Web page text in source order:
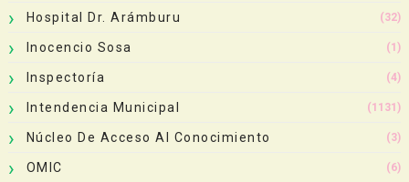
Hospital Dr. Arámburu (32)
Inocencio Sosa (1)
Inspectoría (4)
Intendencia Municipal (1131)
Núcleo De Acceso Al Conocimiento (3)
OMIC (6)